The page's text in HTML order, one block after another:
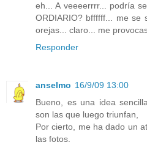
eh... A veeeerrrr... podría
ORDIARIO? bffffff... me se
orejas... claro... me
Responder
anselmo 16/9/09 13:00
Bueno, es una idea
son las que luego triunfan,
Por cierto, me ha dado un
las fotos.